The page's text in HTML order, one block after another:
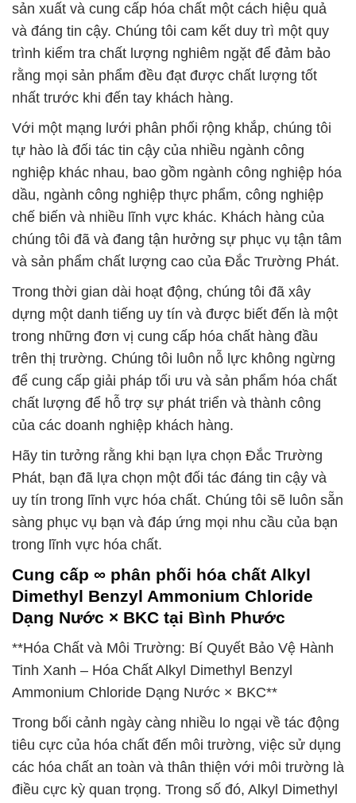
sản xuất và cung cấp hóa chất một cách hiệu quả
và đáng tin cậy. Chúng tôi cam kết duy trì một quy
trình kiểm tra chất lượng nghiêm ngặt để đảm bảo
rằng mọi sản phẩm đều đạt được chất lượng tốt
nhất trước khi đến tay khách hàng.
Với một mạng lưới phân phối rộng khắp, chúng tôi
tự hào là đối tác tin cậy của nhiều ngành công
nghiệp khác nhau, bao gồm ngành công nghiệp hóa
dầu, ngành công nghiệp thực phẩm, công nghiệp
chế biến và nhiều lĩnh vực khác. Khách hàng của
chúng tôi đã và đang tận hưởng sự phục vụ tận tâm
và sản phẩm chất lượng cao của Đắc Trường Phát.
Trong thời gian dài hoạt động, chúng tôi đã xây
dựng một danh tiếng uy tín và được biết đến là một
trong những đơn vị cung cấp hóa chất hàng đầu
trên thị trường. Chúng tôi luôn nỗ lực không ngừng
để cung cấp giải pháp tối ưu và sản phẩm hóa chất
chất lượng để hỗ trợ sự phát triển và thành công
của các doanh nghiệp khách hàng.
Hãy tin tưởng rằng khi bạn lựa chọn Đắc Trường
Phát, bạn đã lựa chọn một đối tác đáng tin cậy và
uy tín trong lĩnh vực hóa chất. Chúng tôi sẽ luôn sẵn
sàng phục vụ bạn và đáp ứng mọi nhu cầu của bạn
trong lĩnh vực hóa chất.
Cung cấp ∞ phân phối hóa chất Alkyl
Dimethyl Benzyl Ammonium Chloride
Dạng Nước × BKC tại Bình Phước
**Hóa Chất và Môi Trường: Bí Quyết Bảo Vệ Hành
Tinh Xanh – Hóa Chất Alkyl Dimethyl Benzyl
Ammonium Chloride Dạng Nước × BKC**
Trong bối cảnh ngày càng nhiều lo ngại về tác động
tiêu cực của hóa chất đến môi trường, việc sử dụng
các hóa chất an toàn và thân thiện với môi trường là
điều cực kỳ quan trọng. Trong số đó, Alkyl Dimethyl